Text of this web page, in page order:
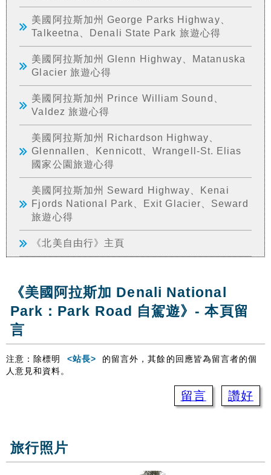
美國阿拉斯加州 George Parks Highway、
Talkeetna、Denali State Park 旅遊心得
美國阿拉斯加州 Glenn Highway、Matanuska
Glacier 旅遊心得
美國阿拉斯加州 Prince William Sound、
Valdez 旅遊心得
美國阿拉斯加州 Richardson Highway、
Glennallen、Kennicott、Wrangell-St. Elias
國家公園旅遊心得
美國阿拉斯加州 Seward Highway、Kenai
Fjords National Park、Exit Glacier、Seward
旅遊心得
《北美自由行》主頁
《美國阿拉斯加 Denali National
Park：Park Road 自駕遊》- 本頁留
言
注意：除標明 <站長>
的留言外，其餘的回應皆為留言者的個
人意見和資料。
留言 讚好
旅行照片